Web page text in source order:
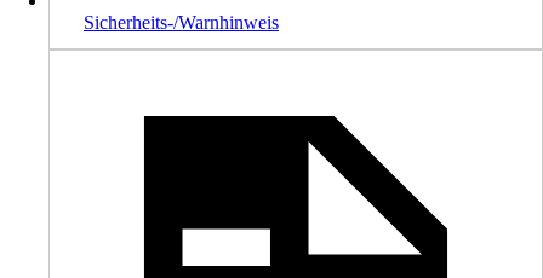
Sicherheits-/Warnhinweis